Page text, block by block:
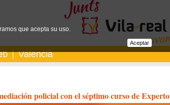
Valencià
policial con el séptimo curso de Experto
que acepta su uso.
Aceptar